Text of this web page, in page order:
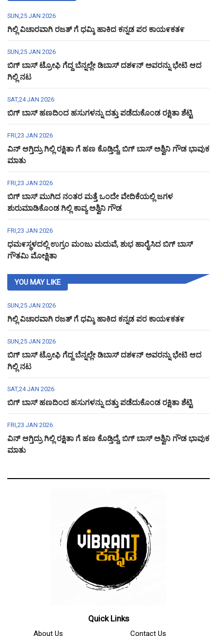
SUN,25 JAN 2026
ಗಿಲ್ಲಿ ವಿಚಾರವಾಗಿ ರಜತ್ ಗೆ ಧಮ್ಕಿ ಹಾಕಿದ ಕನ್ನಡ ಪರ ಕಾಯ೯ಕತ೯
SUN,25 JAN 2026
ಬಿಗ್ ಬಾಸ್ ಟ್ರೋಫಿ ಗೆದ್ದ ಬೆನ್ನಲ್ಲೇ ಡಿಬಾಸ್ ದಶ೯ನ್ ಅವರನ್ನು ಭೇಟಿ ಆದ
ಗಿಲ್ಲಿ ನಟ
SAT,24 JAN 2026
ಬಿಗ್ ಬಾಸ್ ಹಣದಿಂದ ಹಸುಗಳನ್ನು ದತ್ತು ಪಡೆದುಕೊಂಡ ರಕ್ಷಿತಾ ಶೆಟ್ಟಿ
FRI,23 JAN 2026
ವಿನ್ ಆಗ್ತಿದ್ರು ಗಿಲ್ಲಿ ರಕ್ಷಿತಾ ಗೆ ಹಣ ಕೊಡ್ತಿದ್ದೆ, ಬಿಗ್ ಬಾಸ್ ಅಶ್ವಿನಿ ಗೌಡ ಭಾವುಕ
ಮಾತು
FRI,23 JAN 2026
ಬಿಗ್ ಬಾಸ್ ಮುಗಿದ ನಂತರ ಮತ್ತೆ ಒಂದೇ ವೇದಿಕೆಯಲ್ಲಿ ಜಗಳ
ಶುರುಮಾಡಿಕೊಂಡ ಗಿಲ್ಲಿ ಕಾವ್ಯ ಅಶ್ವಿನಿ ಗೌಡ
FRI,23 JAN 2026
ಧಮ೯ಸ್ಥಳದಲ್ಲಿ ಉಗ್ರಂ ಮಂಜು ಮದುವೆ, ಶುಭ ಹಾರೈಸಿದ ಬಿಗ್ ಬಾಸ್
ಗೌತಮಿ ಮೋಕ್ಷಿತಾ
YOU MAY LIKE
SUN,25 JAN 2026
ಗಿಲ್ಲಿ ವಿಚಾರವಾಗಿ ರಜತ್ ಗೆ ಧಮ್ಕಿ ಹಾಕಿದ ಕನ್ನಡ ಪರ ಕಾಯ೯ಕತ೯
SUN,25 JAN 2026
ಬಿಗ್ ಬಾಸ್ ಟ್ರೋಫಿ ಗೆದ್ದ ಬೆನ್ನಲ್ಲೇ ಡಿಬಾಸ್ ದಶ೯ನ್ ಅವರನ್ನು ಭೇಟಿ ಆದ
ಗಿಲ್ಲಿ ನಟ
SAT,24 JAN 2026
ಬಿಗ್ ಬಾಸ್ ಹಣದಿಂದ ಹಸುಗಳನ್ನು ದತ್ತು ಪಡೆದುಕೊಂಡ ರಕ್ಷಿತಾ ಶೆಟ್ಟಿ
FRI,23 JAN 2026
ವಿನ್ ಆಗ್ತಿದ್ರು ಗಿಲ್ಲಿ ರಕ್ಷಿತಾ ಗೆ ಹಣ ಕೊಡ್ತಿದ್ದೆ, ಬಿಗ್ ಬಾಸ್ ಅಶ್ವಿನಿ ಗೌಡ ಭಾವುಕ
ಮಾತು
Quick Links
About Us Contact Us